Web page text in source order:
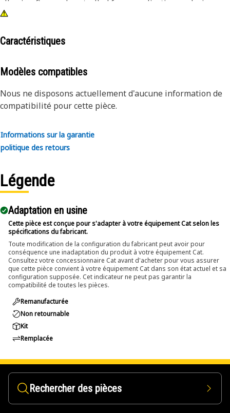
allowing firm and controlled force application, reducing
effort during disassembly tasks. The driver helps in
consistent impact, improving removal efficiency, and
maintain alignment during removal and ensures smoother
servicing operations.
Attributes:
• Enables controlled removal of tightly fitted components.
• Helps avoid damage to surrounding components during
impact.
and up to 7/8 inch (22.23 mm) in diameter.
The Pin Driver is used in service areas where large pins
and bolts are installed within assemblies and applied
directly against the pin or bolt to transfer impact force for
removal.
Caractéristiques
Modèles compatibles
Nous ne disposons actuellement d'aucune information de
compatibilité pour cette pièce.
Informations sur la garantie
politique des retours
Légende
Adaptation en usine
Cette pièce est conçue pour s'adapter à votre équipement Cat selon les
spécifications du fabricant.
Toute modification de la configuration du fabricant peut avoir pour
conséquence une inadaptation du produit à votre équipement Cat.
Consultez votre concessionnaire Cat avant d'acheter pour vous assurer
que cette pièce convient à votre équipement Cat dans son état actuel et sa
configuration supposée. Cet indicateur ne peut pas garantir la
compatibilité de toutes les pièces.
Remanufacturée
Non retournable
Kit
Remplacée
Rechercher des pièces